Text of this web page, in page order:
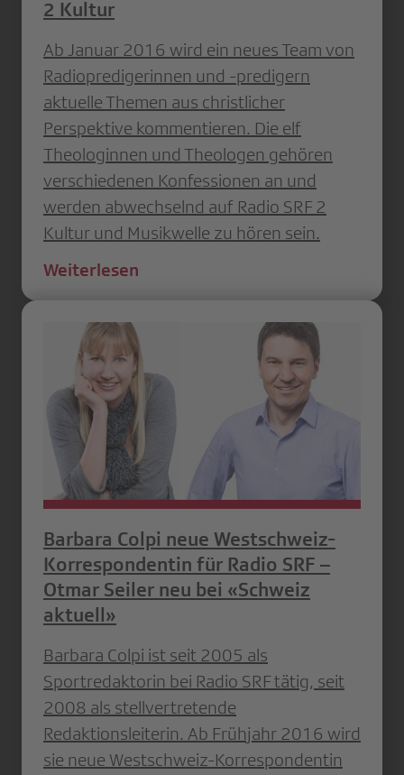
2 Kultur
Ab Januar 2016 wird ein neues Team von
Radiopredigerinnen und -predigern
aktuelle Themen aus christlicher
Perspektive kommentieren. Die elf
Theologinnen und Theologen gehören
verschiedenen Konfessionen an und
werden abwechselnd auf Radio SRF 2
Kultur und Musikwelle zu hören sein.
Weiterlesen
Barbara Colpi neue Westschweiz-
Korrespondentin für Radio SRF –
Otmar Seiler neu bei «Schweiz
aktuell»
Barbara Colpi ist seit 2005 als
Sportredaktorin bei Radio SRF tätig, seit
2008 als stellvertretende
Redaktionsleiterin. Ab Frühjahr 2016 wird
sie neue Westschweiz-Korrespondentin